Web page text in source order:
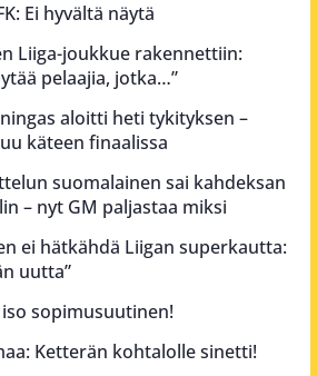
Ei hyvältä näytä
Liiga-joukkue rakennettiin:
pelaajia, jotka…”
aloitti heti tykityksen –
käteen finaalissa
suomalainen sai kahdeksan
– nyt GM paljastaa miksi
ei hätkähdä Liigan superkautta:
uutta”
sopimusuutinen!
Ketterän kohtalolle sinetti!